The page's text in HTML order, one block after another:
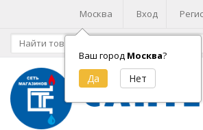
Москва
Ваш город Москва?
Вход